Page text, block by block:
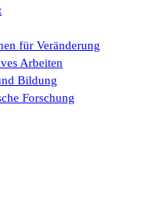
für Veränderung
Arbeiten
Bildung
Forschung